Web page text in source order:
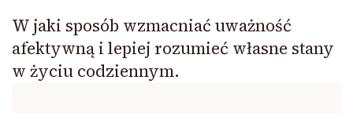
W jaki sposób wzmacniać uważność
afektywną i lepiej rozumieć własne stany
w życiu codziennym.